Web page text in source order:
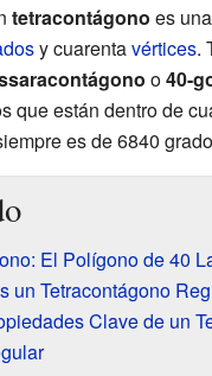
tetracontágono es
y cuarentavértices.
o40-
que están dentro de
es de 6840
El Polígono de 40
un Tetracontágono
Clave de un